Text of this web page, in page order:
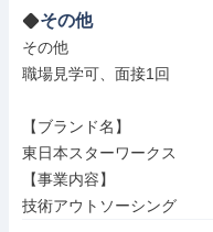
その他
その他
職場見学可、面接1回
【ブランド名】
東日本スターワークス
【事業内容】
技術アウトソーシング